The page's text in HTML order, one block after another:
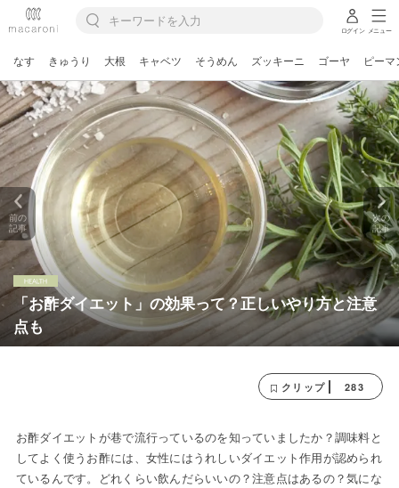
ログイン メニュー
なす きゅうり 大根 キャベツ そうめん ズッキーニ ゴーヤ ピーマ
「お酢ダイエット」の効果って？正しいやり方と注意
点も
前の
記事
次の
記事
クリップ 283
お酢ダイエットが巷で流行っているのを知っていましたか？調味料と
してよく使うお酢には、女性にはうれしいダイエット作用が認められ
ているんです。どれくらい飲んだらいいの？注意点はあるの？気にな